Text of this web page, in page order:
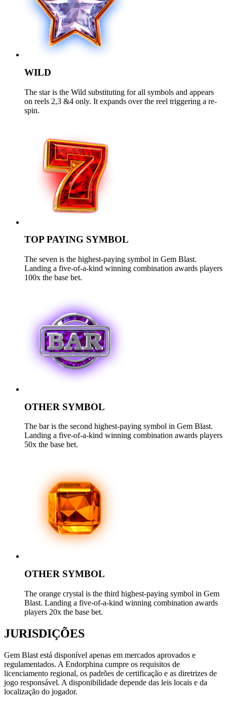
WILD
The star is the Wild substituting for all symbols and appears
on reels 2,3 &4 only. It expands over the reel triggering a re-
spin.
TOP PAYING SYMBOL
The seven is the highest-paying symbol in Gem Blast.
Landing a five-of-a-kind winning combination awards players
100x the base bet.
OTHER SYMBOL
The bar is the second highest-paying symbol in Gem Blast.
Landing a five-of-a-kind winning combination awards players
50x the base bet.
OTHER SYMBOL
The orange crystal is the third highest-paying symbol in Gem
Blast. Landing a five-of-a-kind winning combination awards
players 20x the base bet.
JURISDIÇÕES
Gem Blast está disponível apenas em mercados aprovados e
regulamentados. A Endorphina cumpre os requisitos de
licenciamento regional, os padrões de certificação e as diretrizes de
jogo responsável. A disponibilidade depende das leis locais e da
localização do jogador.